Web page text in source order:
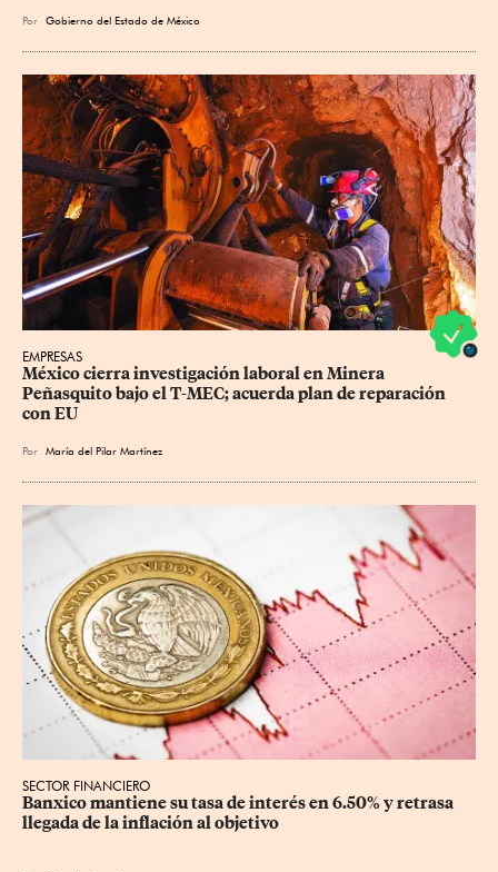
Por Gobierno del Estado de México
EMPRESAS
México cierra investigación laboral en Minera
Peñasquito bajo el T-MEC; acuerda plan de reparación
con EU
Por María del Pilar Martínez
SECTOR FINANCIERO
Banxico mantiene su tasa de interés en 6.50% y retrasa
llegada de la inflación al objetivo